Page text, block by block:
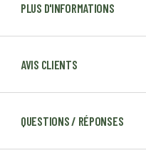
PLUS D'INFORMATIONS
AVIS CLIENTS
QUESTIONS / RÉPONSES